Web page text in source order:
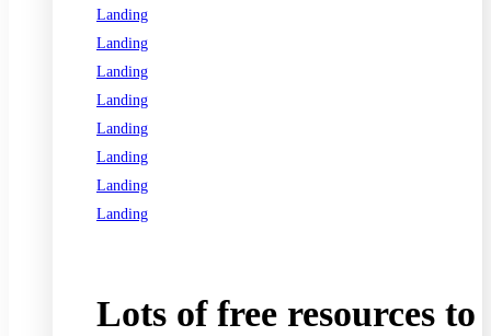
Landing
Landing
Landing
Landing
Landing
Landing
Landing
Landing
Lots of free resources to